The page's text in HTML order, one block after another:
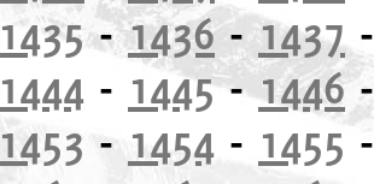
1435-1436- 1437
1444 - 1445-1446
1453 - 1454 - 1455